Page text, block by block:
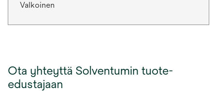
Valkoinen
Ota yhteyttä Solventumin tuote-
edustajaan